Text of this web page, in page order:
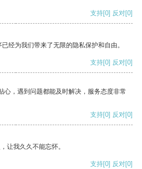
支持[0] 反对[0]
经为我们带来了无限的隐私保护和自由。
支持[0] 反对[0]
心，遇到问题都能及时解决，服务态度非常
支持[0] 反对[0]
让我久久不能忘怀。
支持[0] 反对[0]